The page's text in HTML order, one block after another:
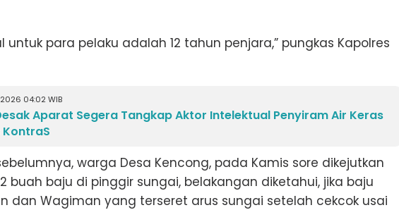
untuk para pelaku adalah 12 tahun penjara,” pungkas Kapolres
04:02 WIB
Aparat Segera Tangkap Aktor Intelektual Penyiram Air Keras
warga Desa Kencong, pada Kamis sore dikejutkan
buah baju di pinggir sungai, belakangan diketahui, jika baju
dan Wagiman yang terseret arus sungai setelah cekcok usai